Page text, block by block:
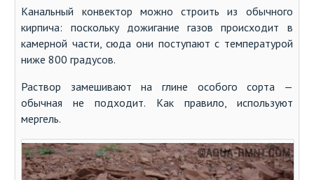
Канальный конвектор можно строить из обычного
кирпича: поскольку дожигание газов происходит в
камерной части, сюда они поступают с температурой
ниже 800 градусов.
Раствор замешивают на глине особого сорта —
обычная не подходит. Как правило, используют
мергель.